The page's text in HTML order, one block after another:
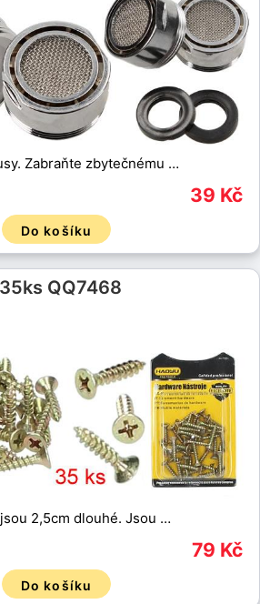
Zabraňte zbytečnému …
39 Kč
Do košíku
QQ7468
2,5cm dlouhé. Jsou …
79 Kč
Do košíku